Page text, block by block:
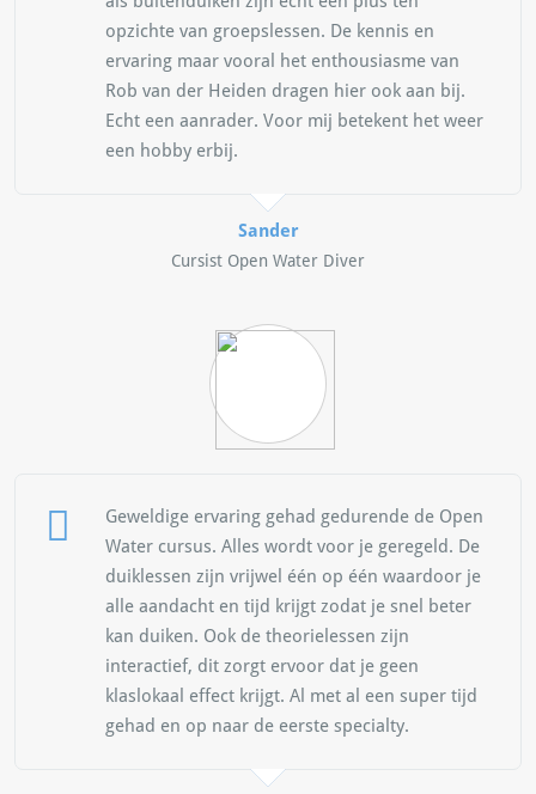
opzichte van groepslessen. De kennis en
ervaring maar vooral het enthousiasme van
Rob van der Heiden dragen hier ook aan bij.
Echt een aanrader. Voor mij betekent het weer
een hobby erbij.
Sander
Cursist Open Water Diver
Geweldige ervaring gehad gedurende de Open
Water cursus. Alles wordt voor je geregeld. De
duiklessen zijn vrijwel één op één waardoor je
alle aandacht en tijd krijgt zodat je snel beter
kan duiken. Ook de theorielessen zijn
interactief, dit zorgt ervoor dat je geen
klaslokaal effect krijgt. Al met al een super tijd
gehad en op naar de eerste specialty.